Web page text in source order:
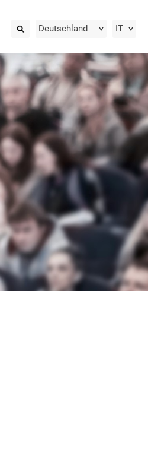
Deutschland IT